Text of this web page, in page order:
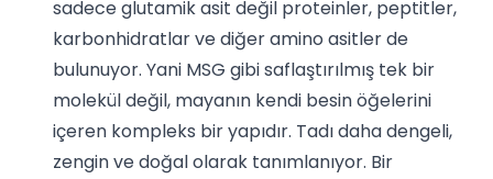
sadece glutamik asit değil proteinler, peptitler,
karbonhidratlar ve diğer amino asitler de
bulunuyor. Yani MSG gibi saflaştırılmış tek bir
molekül değil, mayanın kendi besin öğelerini
içeren kompleks bir yapıdır. Tadı daha dengeli,
zengin ve doğal olarak tanımlanıyor. Bir